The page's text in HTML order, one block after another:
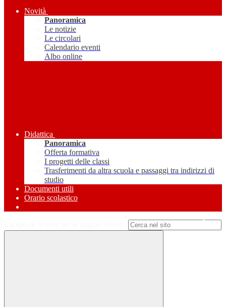
Novità
Panoramica
Le notizie
Le circolari
Calendario eventi
Albo online
Didattica
Panoramica
Offerta formativa
I progetti delle classi
Trasferimenti da altra scuola e passaggi tra indirizzi di
studio
Documenti utili
Orario scolastico